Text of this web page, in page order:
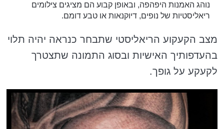
נוהג האמנות היפהפה, ובאופן קבוע הם מציגים צילומים
ריאליסטיות של נופים, דיוקנאות או טבע דומם.
מצב הקעקוע הריאליסטי שתבחר כנראה יהיה תלוי
בהעדפותיך האישיות ובסוג התמונה שתצטרך
לקעקע על גופך.